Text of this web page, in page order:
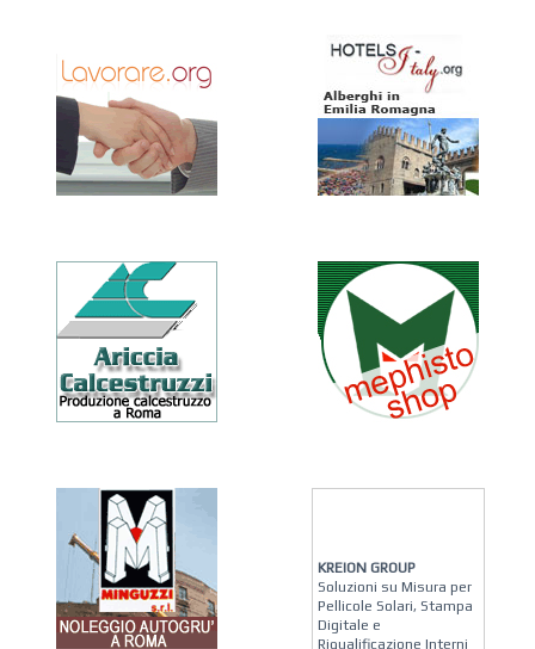
KREION GROUP
Soluzioni su Misura per
Pellicole Solari, Stampa
Digitale e
Riqualificazione Interni